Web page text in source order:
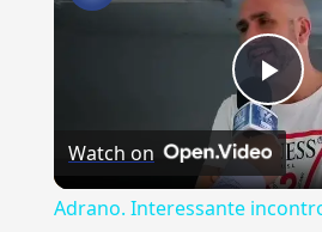
Watch on
Adrano. Interessante